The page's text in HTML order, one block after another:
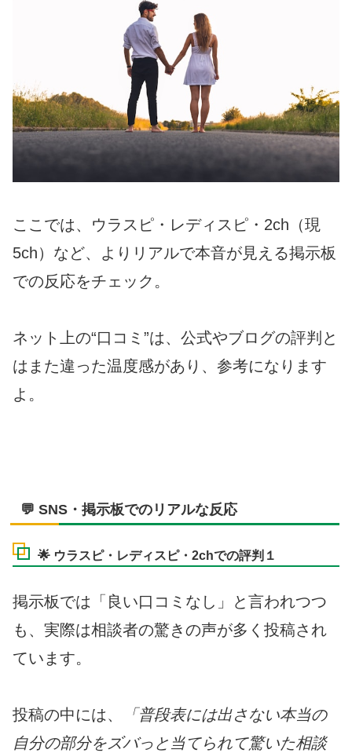
ここでは、ウラスピ・レディスピ・2ch（現
5ch）など、よりリアルで本音が見える掲示板
での反応をチェック。
ネット上の“口コミ”は、公式やブログの評判と
はまた違った温度感があり、参考になります
よ。
💬 SNS・掲示板でのリアルな反応
🌟 ウラスピ・レディスピ・2chでの評判１
掲示板では「良い口コミなし」と言われつつ
も、実際は相談者の驚きの声が多く投稿され
ています。
投稿の中には、
「普段表には出さない本当の
自分の部分をズバっと当てられて驚いた相談